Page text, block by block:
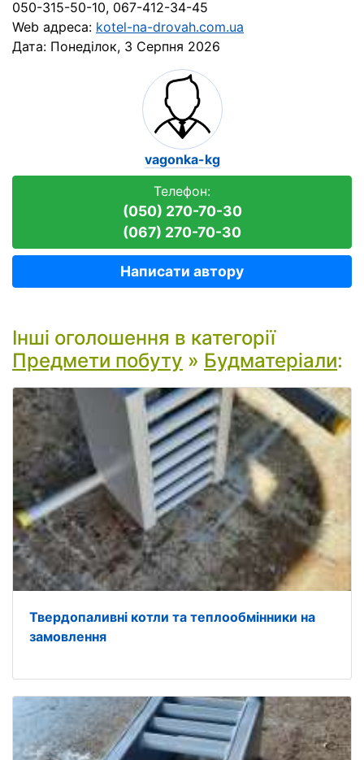
050-315-50-10, 067-412-34-45
Web адреса: kotel-na-drovah.com.ua
Дата: Понеділок, 3 Серпня 2026
vagonka-kg
Телефон:
(050) 270-70-30
(067) 270-70-30
Написати автору
Інші оголошення в категорії
Предмети побуту » Будматеріали:
Твердопаливні котли та теплообмінники на
замовлення